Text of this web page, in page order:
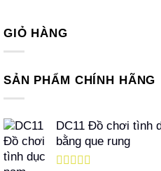
GIỎ HÀNG
SẢN PHẨM CHÍNH HÃNG
DC11 Đồ chơi tình
bằng que rung